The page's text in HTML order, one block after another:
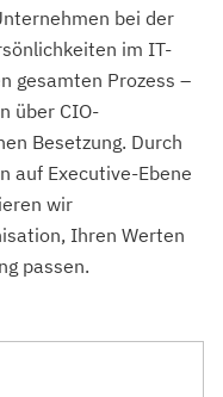
bei der
im IT-
gesamten Prozess –
über CIO-
Besetzung. Durch
auf Executive-Ebene
wir
Ihren Werten
passen.